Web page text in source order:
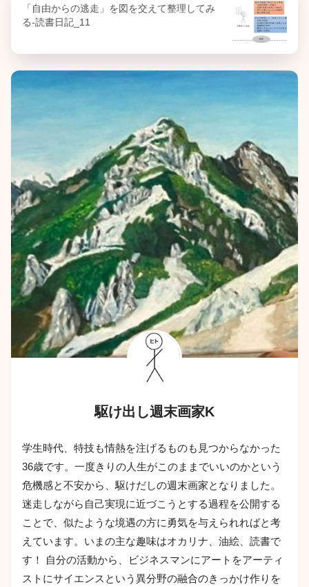
「自由からの逃走」を図を交えて整理してみ
る-読書日記_11
駆け出し週末画家K
学生時代、特技も情熱を注げるものも見つからなかった
36歳です。一度きりの人生がこのままでいいのかという
危機感と不安から、駆けだしの週末画家となりました。
迷走しながら自己実現に近づこうとする過程を公開する
ことで、似たような境遇の方に勇気を与えられればと考
えています。いまの主な趣味はオカリナ、油絵、読書で
す！ 自分の活動から、ビジネスマンにアートをアーティ
ストにサイエンスという異分野の融合のきっかけ作りを